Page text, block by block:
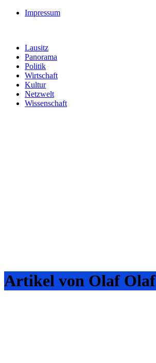
Impressum
Lausitz
Panorama
Politik
Wirtschaft
Kultur
Netzwelt
Wissenschaft
Artikel von Olaf Olaf